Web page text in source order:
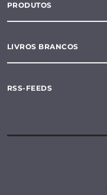
PRODUTOS
LIVROS BRANCOS
RSS-FEEDS